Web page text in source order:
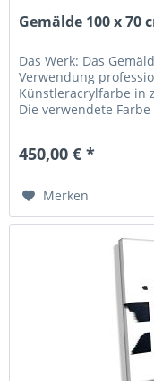
Gemälde 100 x 70
Das Werk: Das
Verwendung
Künstleracrylfarbe in
Die verwendete
450,00 € *
Merken